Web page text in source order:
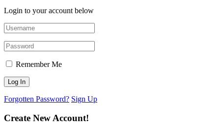
Login to your account below
Remember Me
Forgotten Password? Sign Up
Create New Account!